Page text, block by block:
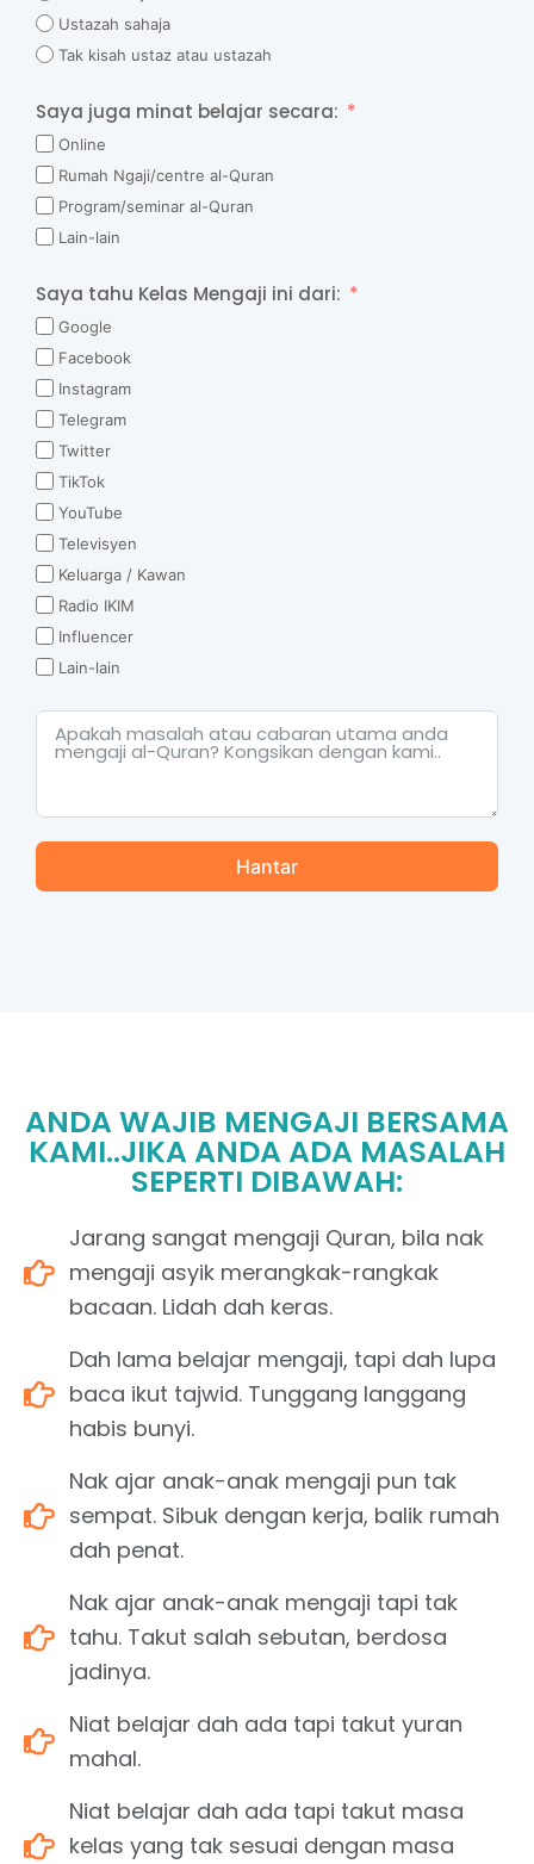
Ustazah sahaja
Tak kisah ustaz atau ustazah
Saya juga minat belajar secara:
Online
Rumah Ngaji/centre al-Quran
Program/seminar al-Quran
Lain-lain
Saya tahu Kelas Mengaji ini dari:
Google
Facebook
Instagram
Telegram
Twitter
TikTok
YouTube
Televisyen
Keluarga / Kawan
Radio IKIM
Influencer
Lain-lain
Hantar
ANDA WAJIB MENGAJI BERSAMA
KAMI..JIKA ANDA ADA MASALAH
SEPERTI DIBAWAH:
Jarang sangat mengaji Quran, bila nak
mengaji asyik merangkak-rangkak
bacaan. Lidah dah keras.
Dah lama belajar mengaji, tapi dah lupa
baca ikut tajwid. Tunggang langgang
habis bunyi.
Nak ajar anak-anak mengaji pun tak
sempat. Sibuk dengan kerja, balik rumah
dah penat.
Nak ajar anak-anak mengaji tapi tak
tahu. Takut salah sebutan, berdosa
jadinya.
Niat belajar dah ada tapi takut yuran
mahal.
Niat belajar dah ada tapi takut masa
kelas yang tak sesuai dengan masa